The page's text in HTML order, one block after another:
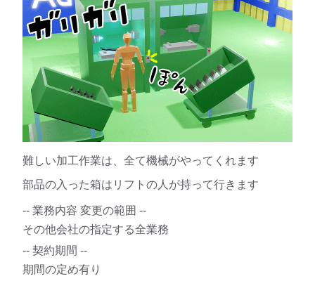
難しい加工作業は、全て機械がやってくれます
部品の入った箱はリフトの人が持って行きます
-- 業務内容 変更の範囲 --
その他会社の指定する全業務
-- 契約期間 --
期間の定め有り